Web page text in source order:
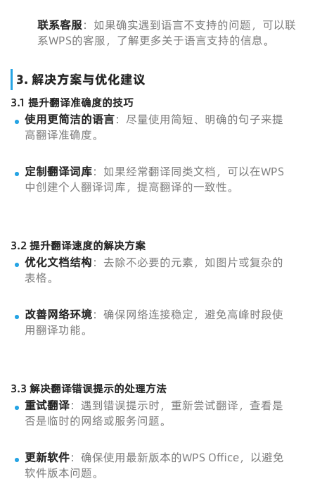
联系客服：如果确实遇到语言不支持的问题，可以联
系WPS的客服，了解更多关于语言支持的信息。
3. 解决方案与优化建议
3.1 提升翻译准确度的技巧
使用更简洁的语言：尽量使用简短、明确的句子来提
高翻译准确度。
定制翻译词库：如果经常翻译同类文档，可以在WPS
中创建个人翻译词库，提高翻译的一致性。
3.2 提升翻译速度的解决方案
优化文档结构：去除不必要的元素，如图片或复杂的
表格。
改善网络环境：确保网络连接稳定，避免高峰时段使
用翻译功能。
3.3 解决翻译错误提示的处理方法
重试翻译：遇到错误提示时，重新尝试翻译，查看是
否是临时的网络或服务问题。
更新软件：确保使用最新版本的WPS Office，以避免
软件版本问题。